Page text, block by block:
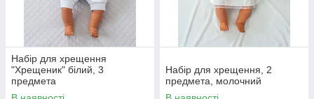
Набір для хрещення
"Хрещеник" білий, 3
предмета
Набір для хрещення, 2
предмета, молочний